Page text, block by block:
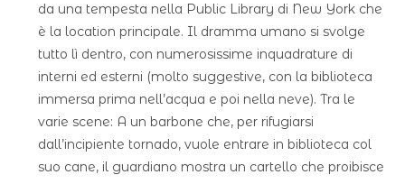
da una tempesta nella Public Library di New York che
è la location principale. Il dramma umano si svolge
tutto lì dentro, con numerosissime inquadrature di
interni ed esterni (molto suggestive, con la biblioteca
immersa prima nell’acqua e poi nella neve). Tra le
varie scene: A un barbone che, per rifugiarsi
dall’incipiente tornado, vuole entrare in biblioteca col
suo cane, il guardiano mostra un cartello che proibisce